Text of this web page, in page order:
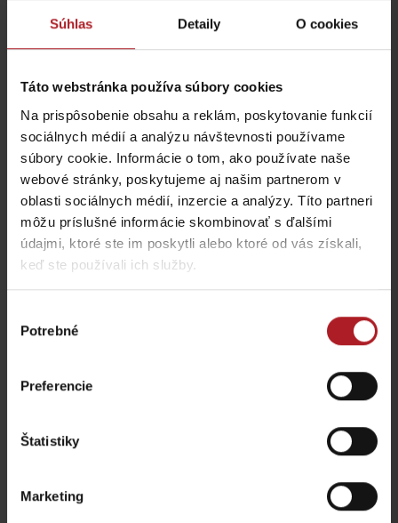
Súhlas Detaily O cookies
Táto webstránka používa súbory cookies
Na prispôsobenie obsahu a reklám, poskytovanie funkcií
sociálnych médií a analýzu návštevnosti používame
súbory cookie. Informácie o tom, ako používate naše
webové stránky, poskytujeme aj našim partnerom v
oblasti sociálnych médií, inzercie a analýzy. Títo partneri
môžu príslušné informácie skombinovať s ďalšími
údajmi, ktoré ste im poskytli alebo ktoré od vás získali,
keď ste používali ich služby.
súhlasu
Potrebné
Preferencie
Štatistiky
Marketing
Koliba Liptov GOTHAL
Liptovská Osada
Reštaurácia Smrekovica
Ľubochňa
Ružomberok -
Partizánska Ľupča